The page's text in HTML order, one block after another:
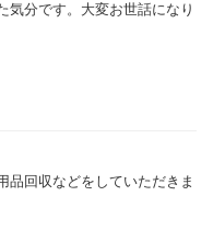
気分です。大変お世話になり
品回収などをしていただきま